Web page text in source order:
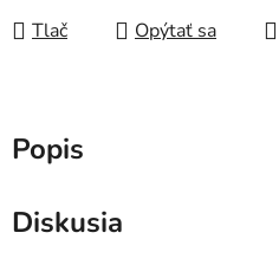
Tlač Opýtať sa
Popis
Diskusia